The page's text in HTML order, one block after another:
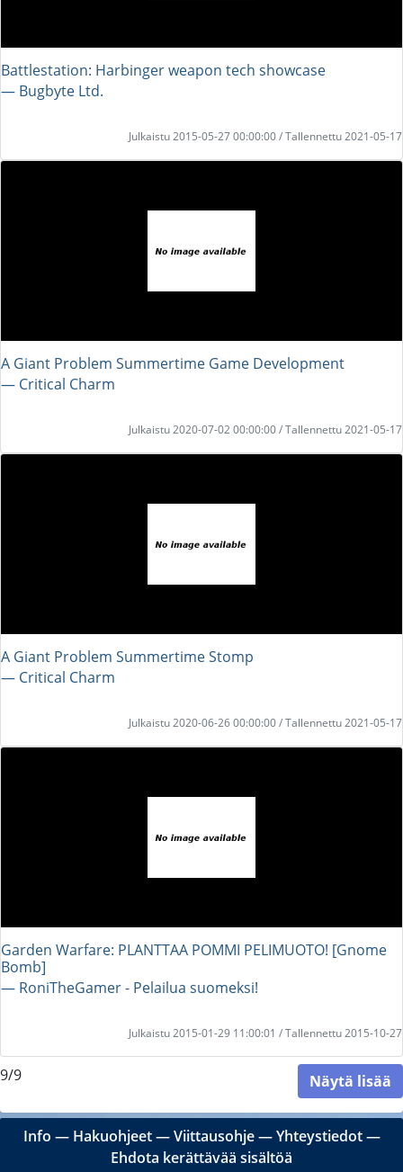
Battlestation: Harbinger weapon tech showcase
― Bugbyte Ltd.
Julkaistu 2015-05-27 00:00:00 / Tallennettu 2021-05-17
A Giant Problem Summertime Game Development
― Critical Charm
Julkaistu 2020-07-02 00:00:00 / Tallennettu 2021-05-17
A Giant Problem Summertime Stomp
― Critical Charm
Julkaistu 2020-06-26 00:00:00 / Tallennettu 2021-05-17
Garden Warfare: PLANTTAA POMMI PELIMUOTO! [Gnome
Bomb]
― RoniTheGamer - Pelailua suomeksi!
Julkaistu 2015-01-29 11:00:01 / Tallennettu 2015-10-27
9/9 Näytä lisää
Info ― Hakuohjeet―Viittausohje―Yhteystiedot―
Ehdota kerättävää sisältöä